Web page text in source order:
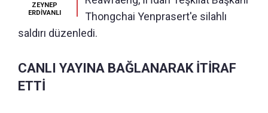
ZEYNEP
ERDİVANLI
Thongchai Yenprasert'e silahlı
saldırı düzenledi.
CANLI YAYINA BAĞLANARAK İTİRAF
ETTİ